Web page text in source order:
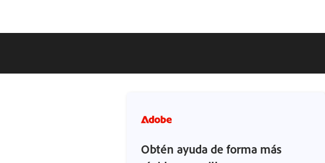
Obtén ayuda de forma más